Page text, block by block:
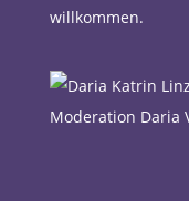
willkommen.